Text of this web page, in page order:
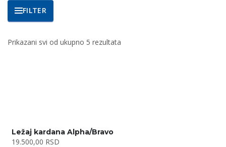
FILTER
Prikazani svi od ukupno 5 rezultata
Ležaj kardana Alpha/Bravo
19.500,00 RSD